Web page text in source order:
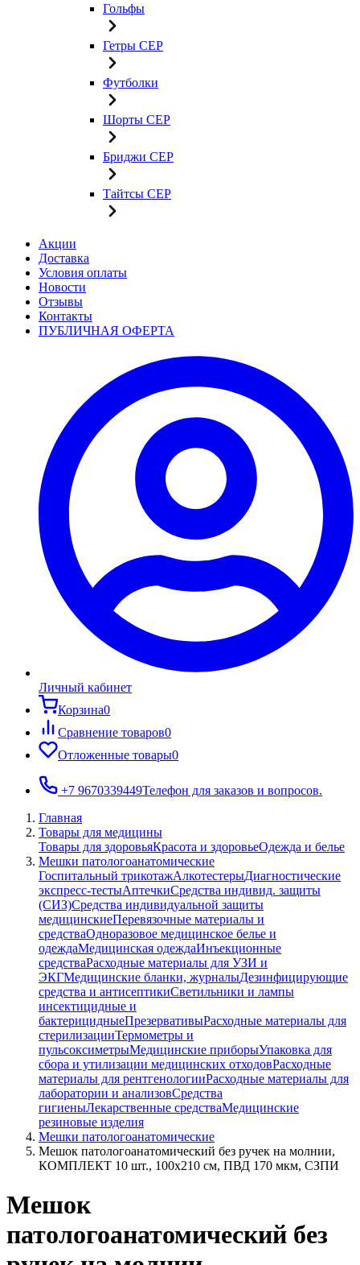
Гольфы
Гетры CEP
Футболки
Шорты CEP
Бриджи CEP
Тайтсы CEP
Акции
Доставка
Условия оплаты
Новости
Отзывы
Контакты
ПУБЛИЧНАЯ ОФЕРТА
Личный кабинет
Корзина0
Сравнение товаров0
Отложенные товары0
+7 9670339449Телефон для заказов и вопросов.
Главная
Товары для медицины
Товары для здоровьяКрасота и здоровьеОдежда и белье
Мешки патологоанатомические
Госпитальный трикотажАлкотестерыДиагностические
экспресс-тестыАптечкиСредства индивид. защиты
(СИЗ)Средства индивидуальной защиты
медицинскиеПеревязочные материалы и
средстваОдноразовое медицинское белье и
одеждаМедицинская одеждаИнъекционные
средстваРасходные материалы для УЗИ и
ЭКГМедицинские бланки, журналыДезинфицирующие
средства и антисептикиСветильники и лампы
инсектицидные и
бактерицидныеПрезервативыРасходные материалы для
стерилизацииТермометры и
пульсоксиметрыМедицинские приборыУпаковка для
сбора и утилизации медицинских отходовРасходные
материалы для рентгенологииРасходные материалы для
лаборатории и анализовСредства
гигиеныЛекарственные средстваМедицинские
резиновые изделия
Мешки патологоанатомические
Мешок патологоанатомический без ручек на молнии,
КОМПЛЕКТ 10 шт., 100x210 см, ПВД 170 мкм, СЗПИ
Мешок
патологоанатомический без